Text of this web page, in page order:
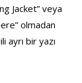
Jacket” veya
olmadan
ayrı bir yazı